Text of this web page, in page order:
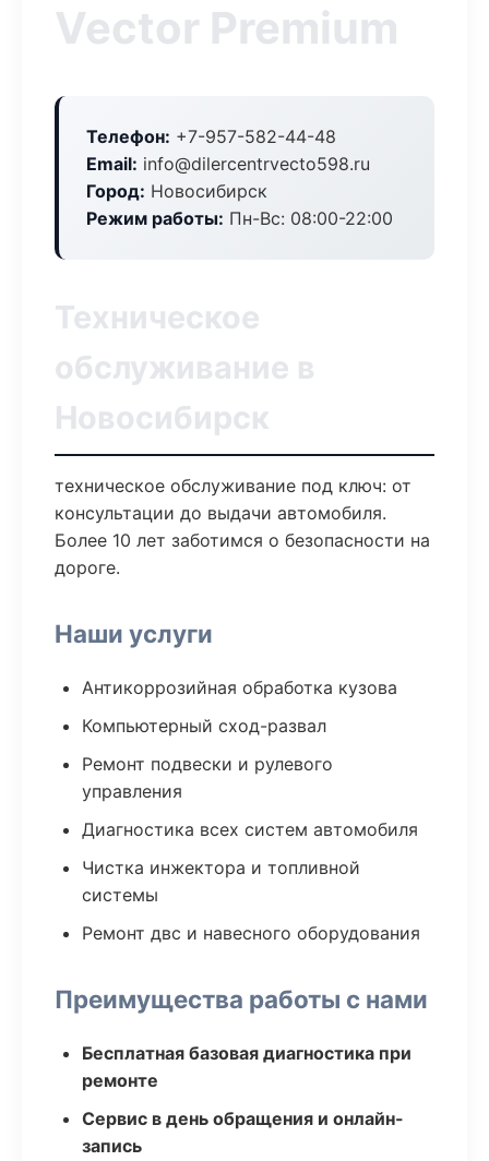
Vector Premium
Телефон: +7-957-582-44-48
Email: info@dilercentrvecto598.ru
Город: Новосибирск
Режим работы: Пн-Вс: 08:00-22:00
Техническое
обслуживание в
Новосибирск
техническое обслуживание под ключ: от
консультации до выдачи автомобиля.
Более 10 лет заботимся о безопасности на
дороге.
Наши услуги
Антикоррозийная обработка кузова
Компьютерный сход-развал
Ремонт подвески и рулевого
управления
Диагностика всех систем автомобиля
Чистка инжектора и топливной
системы
Ремонт двс и навесного оборудования
Преимущества работы с нами
Бесплатная базовая диагностика при
ремонте
Сервис в день обращения и онлайн-
запись